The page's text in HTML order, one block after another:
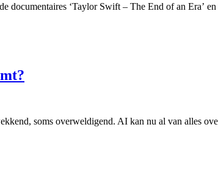
‘Taylor Swift – The End of an Era’
soms overweldigend. AI kan nu al van alles